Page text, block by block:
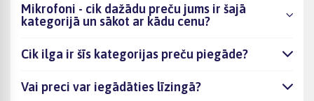
Mikrofoni - cik dažādu preču jums ir šajā
kategorijā un sākot ar kādu cenu?
Cik ilga ir šīs kategorijas preču piegāde?
Vai preci var iegādāties līzingā?